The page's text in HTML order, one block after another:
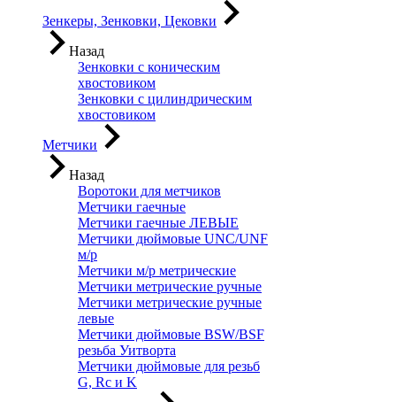
Зенкеры, Зенковки, Цековки
Назад
Зенковки с коническим
хвостовиком
Зенковки с цилиндрическим
хвостовиком
Метчики
Назад
Воротоки для метчиков
Метчики гаечные
Метчики гаечные ЛЕВЫЕ
Метчики дюймовые UNC/UNF
м/р
Метчики м/р метрические
Метчики метрические ручные
Метчики метрические ручные
левые
Метчики дюймовые BSW/BSF
резьба Уитворта
Метчики дюймовые для резьб
G, Rc и K